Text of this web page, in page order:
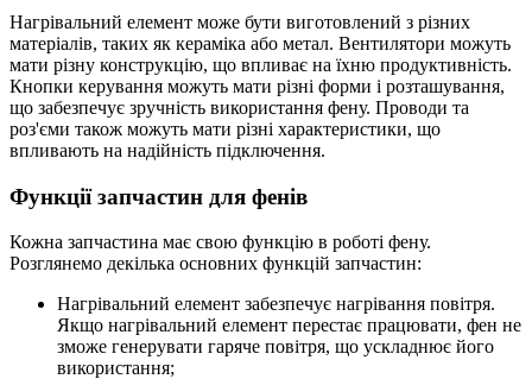
Нагрівальний елемент може бути виготовлений з різних
матеріалів, таких як кераміка або метал. Вентилятори можуть
мати різну конструкцію, що впливає на їхню продуктивність.
Кнопки керування можуть мати різні форми і розташування,
що забезпечує зручність використання фену. Проводи та
роз'єми також можуть мати різні характеристики, що
впливають на надійність підключення.
Функції запчастин для фенів
Кожна запчастина має свою функцію в роботі фену.
Розглянемо декілька основних функцій запчастин:
Нагрівальний елемент забезпечує нагрівання повітря.
Якщо нагрівальний елемент перестає працювати, фен не
зможе генерувати гаряче повітря, що ускладнює його
використання;